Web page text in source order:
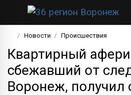
Новости Происшествия
Квартирный
сбежавший от
Воронеж, получил